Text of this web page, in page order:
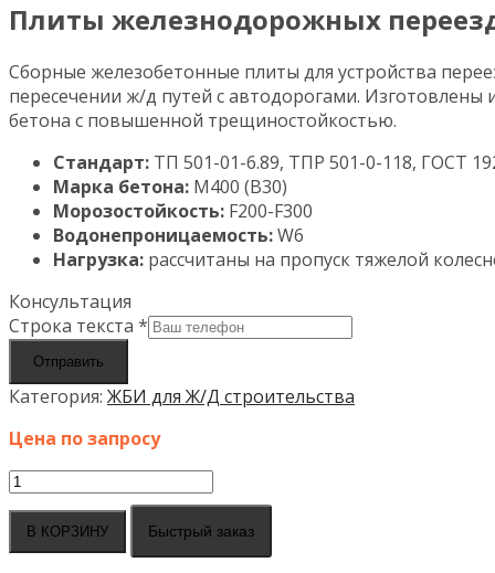
Плиты железнодорожных
Сборные железобетонные плиты для устройства
пересечении ж/д путей с автодорогами. Изготовлены
бетона с повышенной трещиностойкостью.
Стандарт: ТП 501-01-6.89, ТПР 501-0-118, ГОСТ
Марка бетона: М400 (В30)
Морозостойкость: F200-F300
Водонепроницаемость:W6
Нагрузка: рассчитаны на пропуск тяжелой
Консультация
Строка текста *
Отправить
Категория: ЖБИ для Ж/Д строительства
Цена по запросу
Количество
Плиты
железнодорожных
В КОРЗИНУ Быстрый заказ